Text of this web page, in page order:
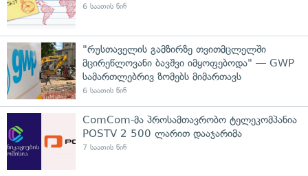
6 საათის წინ
"რუსთაველის გამზირზე თვითმცლელში
მცირეწლოვანი ბავშვი იმყოფებოდა" — GWP
სამართლებრივ ზომებს მიმართავს
6 საათის წინ
ComCom-მა პროსამთავრობო ტელეკომპანია
POSTV 2 500 ლარით დააჯარიმა
7 საათის წინ